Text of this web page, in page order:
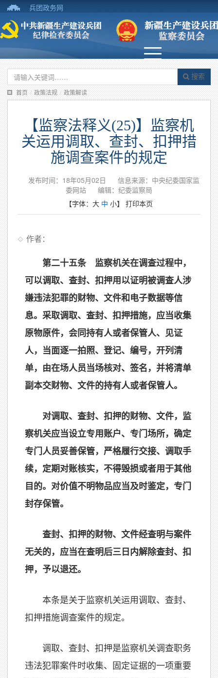
兵团政务网
搜索
首页 / 政策法规 / 政策解读
【监察法释义(25)】监察机
关运用调取、查封、扣押措
施调查案件的规定
发布时间：18年05月02日
信息来源：中央纪委国家监
委网站
编辑：纪委监察局
【字体： 大 中 小】 打印本页
作者：
第二十五条 监察机关在调查过程中，
可以调取、查封、扣押用以证明被调查人涉
嫌违法犯罪的财物、文件和电子数据等信
息。采取调取、查封、扣押措施，应当收集
原物原件，会同持有人或者保管人、见证
人，当面逐一拍照、登记、编号，开列清
单，由在场人员当场核对、签名，并将清单
副本交财物、文件的持有人或者保管人。
对调取、查封、扣押的财物、文件，监
察机关应当设立专用账户、专门场所，确定
专门人员妥善保管，严格履行交接、调取手
续，定期对账核实，不得毁损或者用于其他
目的。对价值不明物品应当及时鉴定，专门
封存保管。
查封、扣押的财物、文件经查明与案件
无关的，应当在查明后三日内解除查封、扣
押，予以退还。
本条是关于监察机关运用调取、查封、
扣押措施调查案件的规定。
调取、查封、扣押是监察机关调查职务
违法犯罪案件时收集、固定证据的一项重要